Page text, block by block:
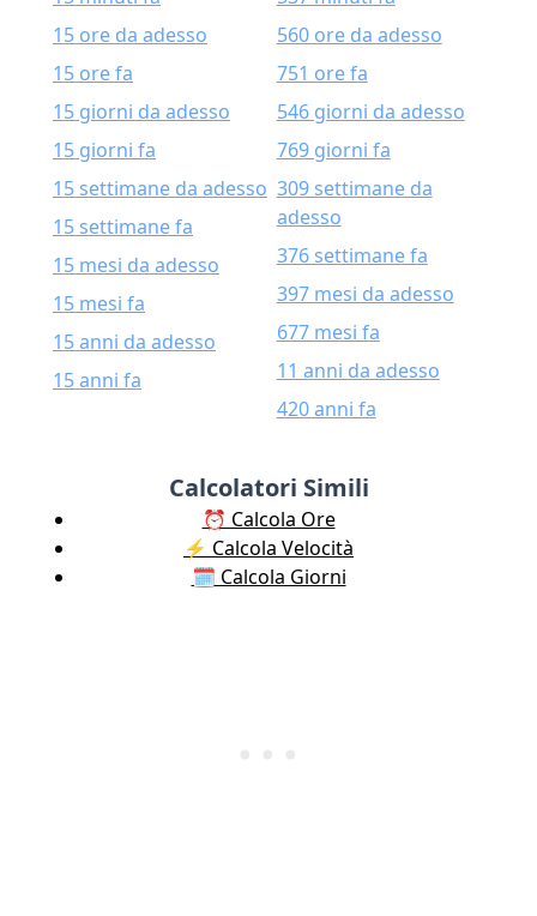
15 ore da adesso
15 ore fa
15 giorni da adesso
15 giorni fa
15 settimane da adesso
15 settimane fa
15 mesi da adesso
15 mesi fa
15 anni da adesso
15 anni fa
560 ore da adesso
751 ore fa
546 giorni da adesso
769 giorni fa
309 settimane da
adesso
376 settimane fa
397 mesi da adesso
677 mesi fa
11 anni da adesso
420 anni fa
Calcolatori Simili
⏰ Calcola Ore
⚡️ Calcola Velocità
🗓️ Calcola Giorni